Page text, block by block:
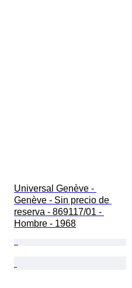
Universal Genève -
Genève - Sin precio de
reserva - 869117/01 -
Hombre - 1968